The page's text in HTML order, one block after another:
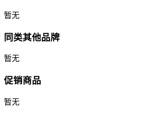
暂无
同类其他品牌
暂无
促销商品
暂无